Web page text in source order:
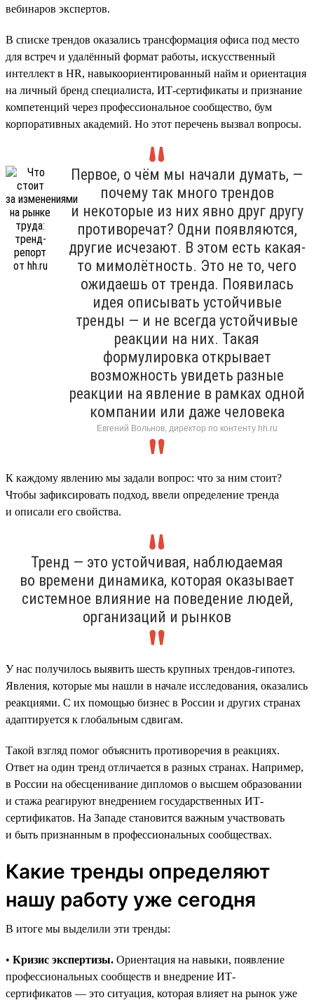
вебинаров экспертов.
В списке трендов оказались трансформация офиса под место
для встреч и удалённый формат работы, искусственный
интеллект в HR, навыкоориентированный найм и ориентация
на личный бренд специалиста, ИТ-сертификаты и признание
компетенций через профессиональное сообщество, бум
корпоративных академий. Но этот перечень вызвал вопросы.
Первое, о чём мы начали думать, —
почему так много трендов
и некоторые из них явно друг другу
противоречат? Одни появляются,
другие исчезают. В этом есть какая-
то мимолётность. Это не то, чего
ожидаешь от тренда. Появилась
идея описывать устойчивые
тренды — и не всегда устойчивые
реакции на них. Такая
формулировка открывает
возможность увидеть разные
реакции на явление в рамках одной
компании или даже человека
Евгений Вольнов, директор по контенту hh.ru
К каждому явлению мы задали вопрос: что за ним стоит?
Чтобы зафиксировать подход, ввели определение тренда
и описали его свойства.
Тренд — это устойчивая, наблюдаемая
во времени динамика, которая оказывает
системное влияние на поведение людей,
организаций и рынков
У нас получилось выявить шесть крупных трендов-гипотез.
Явления, которые мы нашли в начале исследования, оказались
реакциями. С их помощью бизнес в России и других странах
адаптируется к глобальным сдвигам.
Такой взгляд помог объяснить противоречия в реакциях.
Ответ на один тренд отличается в разных странах. Например,
в России на обесценивание дипломов о высшем образовании
и стажа реагируют внедрением государственных ИТ-
сертификатов. На Западе становится важным участвовать
и быть признанным в профессиональных сообществах.
Какие тренды определяют
нашу работу уже сегодня
В итоге мы выделили эти тренды:
• Кризис экспертизы. Ориентация на навыки, появление
профессиональных сообществ и внедрение ИТ-
сертификатов — это ситуация, которая влияет на рынок уже